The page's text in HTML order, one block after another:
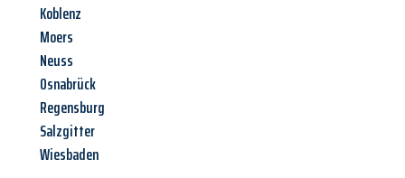
Koblenz
Moers
Neuss
Osnabrück
Regensburg
Salzgitter
Wiesbaden